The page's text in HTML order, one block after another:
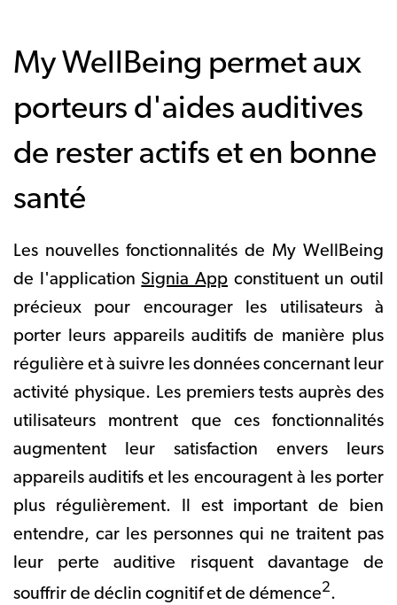
My WellBeing permet aux
porteurs d'aides auditives
de rester actifs et en bonne
santé
Les nouvelles fonctionnalités de My WellBeing
de l'applicationSignia App constituent un outil
précieux pour encourager les utilisateurs à
porter leurs appareils auditifs de manière plus
régulière et à suivre les données concernant leur
activité physique. Les premiers tests auprès des
utilisateurs montrent que ces fonctionnalités
augmentent leur satisfaction envers leurs
appareils auditifs et les encouragent à les porter
plus régulièrement. Il est important de bien
entendre, car les personnes qui ne traitent pas
leur perte auditive risquent davantage de
souffrir de déclin cognitif et de démence2.